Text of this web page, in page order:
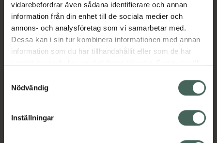
vidarebefordrar även sådana identifierare och annan
information från din enhet till de sociala medier och
annons- och analysföretag som vi samarbetar med.
Dessa kan i sin tur kombinera informationen med annan
information som du har tillhandahållit eller som de har
återkalla ditt samtycke via webbplatsens
cookieinställningar. Ett återkallat samtycke påverkar inte
lagligheten av behandling som skett innan återkallelsen.
Nödvändig
Inställningar
Läs alltid bipacksedeln innan
användning.
EAN:05000456029681
Visa